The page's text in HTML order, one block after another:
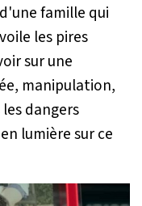
famille qui
les pires
sur une
manipulation,
dangers
lumière sur ce